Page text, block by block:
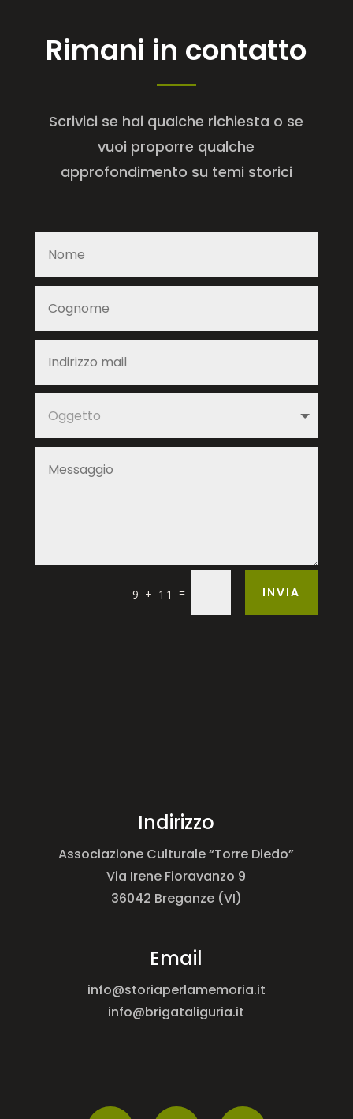
Rimani in contatto
Scrivici se hai qualche richiesta o se
vuoi proporre qualche
approfondimento su temi storici
9 + 11 = INVIA
Indirizzo
Associazione Culturale “Torre Diedo”
Via Irene Fioravanzo 9
36042 Breganze (VI)
Email
info@storiaperlamemoria.it
info@brigataliguria.it